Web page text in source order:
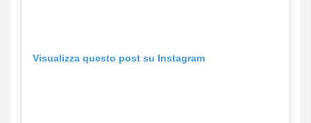
Visualizza questo post su Instagram